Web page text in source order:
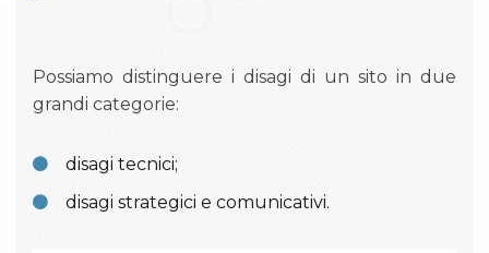
Possiamo distinguere i disagi di un sito in due
grandi categorie:
disagi tecnici;
disagi strategici e comunicativi.